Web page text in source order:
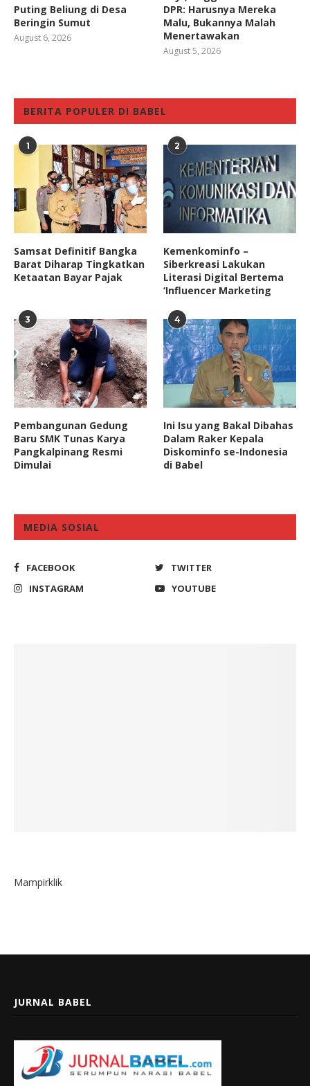
Puting Beliung di Desa
Beringin Sumut
August 6, 2026
DPR: Harusnya Mereka
Malu, Bukannya Malah
Menertawakan
August 5, 2026
BERITA POPULER DI BABEL
1
Samsat Definitif Bangka
Barat Diharap Tingkatkan
Ketaatan Bayar Pajak
2
Kemenkominfo –
Siberkreasi Lakukan
Literasi Digital Bertema
‘Influencer Marketing
3
Pembangunan Gedung
Baru SMK Tunas Karya
Pangkalpinang Resmi
Dimulai
4
Ini Isu yang Bakal Dibahas
Dalam Raker Kepala
Diskominfo se-Indonesia
di Babel
MEDIA SOSIAL
FACEBOOK
TWITTER
INSTAGRAM
YOUTUBE
Mampirklik
JURNAL BABEL